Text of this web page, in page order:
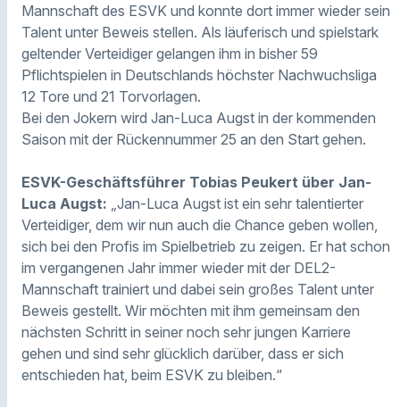
Mannschaft des ESVK und konnte dort immer wieder sein
Talent unter Beweis stellen. Als läuferisch und spielstark
geltender Verteidiger gelangen ihm in bisher 59
Pflichtspielen in Deutschlands höchster Nachwuchsliga
12 Tore und 21 Torvorlagen.
Bei den Jokern wird Jan-Luca Augst in der kommenden
Saison mit der Rückennummer 25 an den Start gehen.
ESVK-Geschäftsführer Tobias Peukert über Jan-
Luca Augst: „Jan-Luca Augst ist ein sehr talentierter
Verteidiger, dem wir nun auch die Chance geben wollen,
sich bei den Profis im Spielbetrieb zu zeigen. Er hat schon
im vergangenen Jahr immer wieder mit der DEL2-
Mannschaft trainiert und dabei sein großes Talent unter
Beweis gestellt. Wir möchten mit ihm gemeinsam den
nächsten Schritt in seiner noch sehr jungen Karriere
gehen und sind sehr glücklich darüber, dass er sich
entschieden hat, beim ESVK zu bleiben.“